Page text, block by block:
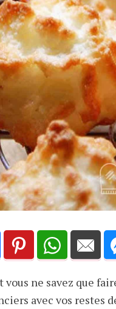
vous ne savez que
avec vos restes